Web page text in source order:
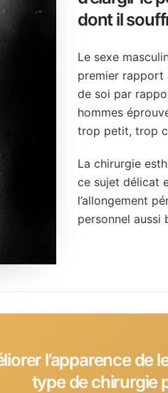
dont il
Le sexe
premier rapport
de soi par
hommes
trop petit, trop
La chirurgie
ce sujet délicat
l’allongement
personnel aussi
l’apparence
type de chirurgie